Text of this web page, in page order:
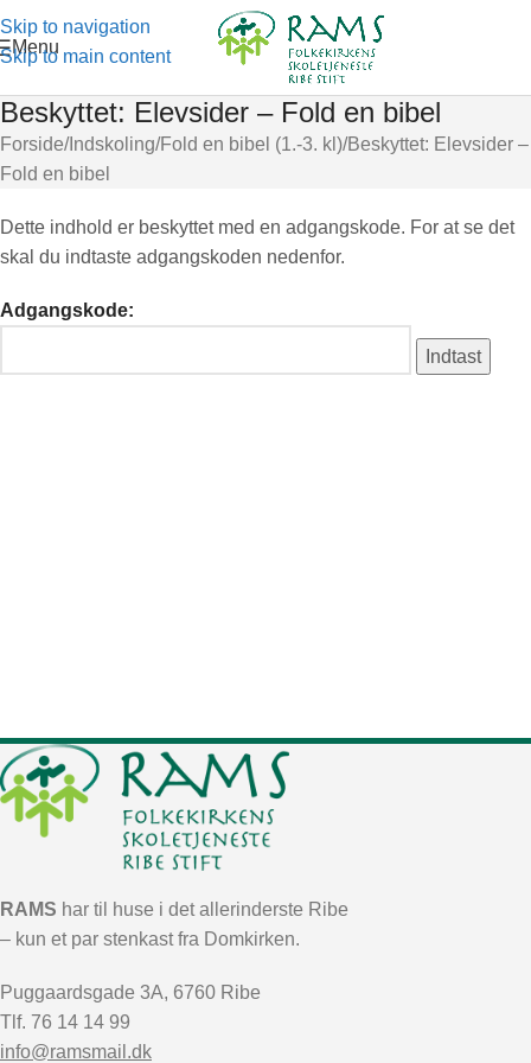
Skip to navigation
Skip to main content
Menu
Beskyttet: Elevsider – Fold en bibel
Forside Indskoling Fold en bibel (1.-3. kl) Beskyttet: Elevsider –
Fold en bibel
Dette indhold er beskyttet med en adgangskode. For at se det
skal du indtaste adgangskoden nedenfor.
Adgangskode:
RAMS har til huse i det allerinderste Ribe
– kun et par stenkast fra Domkirken.
Puggaardsgade 3A, 6760 Ribe
Tlf. 76 14 14 99
info@ramsmail.dk